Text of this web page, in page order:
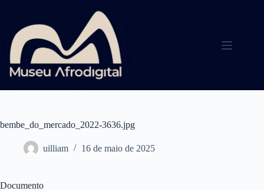
conteúdo
bembe_do_mercado_2022-3636.jpg
uilliam 16 de maio de 2025
Documento